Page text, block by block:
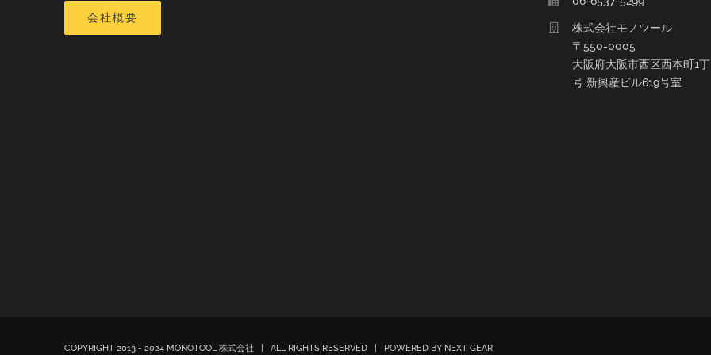
会社概要
株式会社モノツール
〒550-0005
大阪府大阪市西区西本町1
号 新興産ビル619号室
COPYRIGHT 2013 - 2024 MONOTOOL 株式会社 | ALL RIGHTS RESERVED | POWERED BY NEXT GEAR